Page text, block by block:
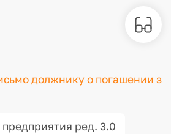
должнику о погашении
предприятия ред. 3.0